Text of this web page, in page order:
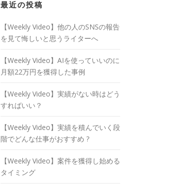
最近の投稿
【Weekly Video】他の人のSNSの報告
を見て悔しいと思うライターへ
【Weekly Video】AIを使っていいのに
月額22万円を獲得した事例
【Weekly Video】実績がない時はどう
すればいい？
【Weekly Video】実績を積んでいく段
階でどんな仕事がおすすめ ?
【Weekly Video】案件を獲得し始める
タイミング